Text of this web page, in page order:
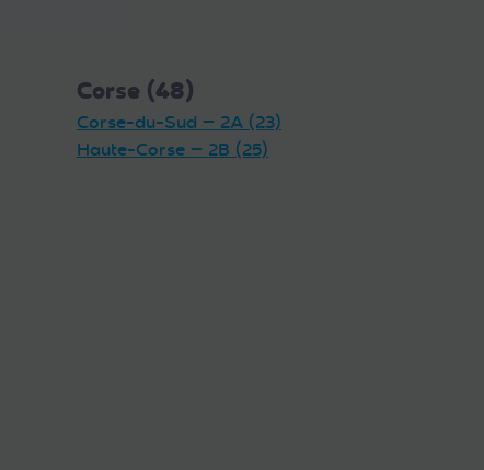
Corse (48)
Corse-du-Sud — 2A (23)
Haute-Corse — 2B (25)